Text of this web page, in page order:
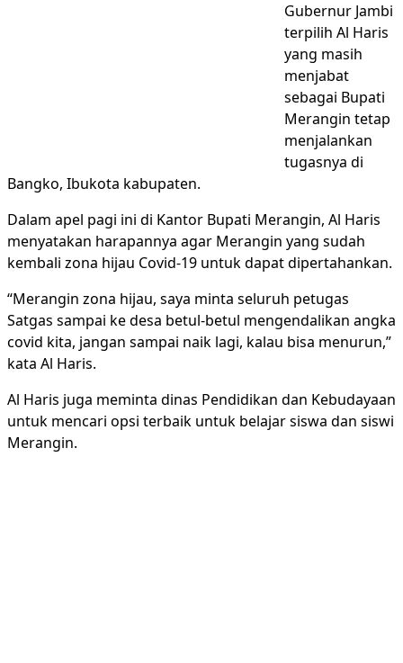
Gubernur Jambi
terpilih Al Haris
yang masih
menjabat
sebagai Bupati
Merangin tetap
menjalankan
tugasnya di
Bangko, Ibukota kabupaten.
Dalam apel pagi ini di Kantor Bupati Merangin, Al Haris
menyatakan harapannya agar Merangin yang sudah
kembali zona hijau Covid-19 untuk dapat dipertahankan.
“Merangin zona hijau, saya minta seluruh petugas
Satgas sampai ke desa betul-betul mengendalikan angka
covid kita, jangan sampai naik lagi, kalau bisa menurun,”
kata Al Haris.
Al Haris juga meminta dinas Pendidikan dan Kebudayaan
untuk mencari opsi terbaik untuk belajar siswa dan siswi
Merangin.